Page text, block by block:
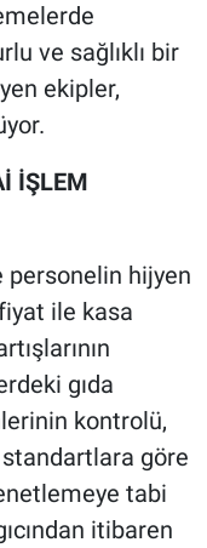
ve sağlıklı bir
ekipler,
İŞLEM
personelin hijyen
ile kasa
gıda
kontrolü,
göre
tabi
itibaren